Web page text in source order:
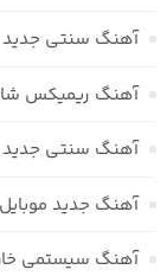
آهنگ سنتی جدید 1404 | دانلود و پخش آنلاین
آهنگ ریمیکس
آهنگ سنتی جدید
آهنگ جدید
آهنگ سیستمی